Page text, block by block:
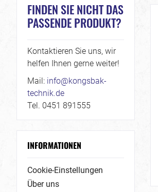
FINDEN SIE NICHT DAS
PASSENDE PRODUKT?
Kontaktieren Sie uns, wir
helfen Ihnen gerne weiter!
Mail: info@kongsbak-
technik.de
Tel. 0451 891555
INFORMATIONEN
Cookie-Einstellungen
Über uns